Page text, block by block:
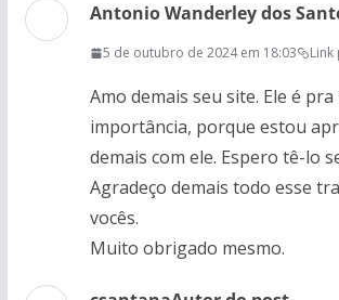
Antonio Wanderley dos
5 de outubro de 2024 em 18:03 Link
Amo demais seu site. Ele é
importância, porque estou
demais com ele. Espero tê-lo
Agradeço demais todo esse
vocês.
Muito obrigado mesmo.